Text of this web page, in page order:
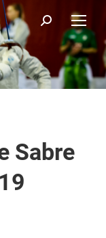
Recherche
Sabre